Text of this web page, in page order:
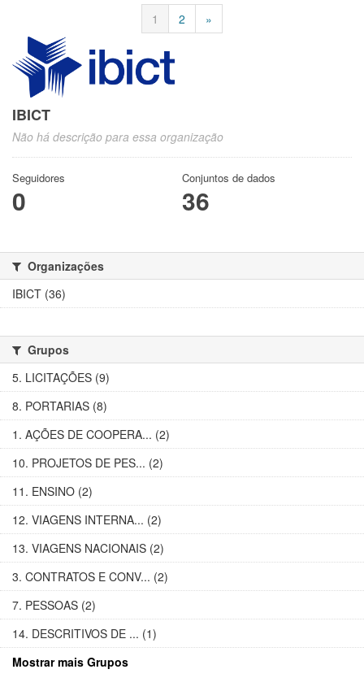
1 2 »
IBICT
Não há descrição para essa organização
Seguidores
0
Conjuntos de dados
36
Organizações
IBICT (36)
Grupos
5. LICITAÇÕES (9)
8. PORTARIAS (8)
1. AÇÕES DE COOPERA... (2)
10. PROJETOS DE PES... (2)
11. ENSINO (2)
12. VIAGENS INTERNA... (2)
13. VIAGENS NACIONAIS (2)
3. CONTRATOS E CONV... (2)
7. PESSOAS (2)
14. DESCRITIVOS DE ... (1)
Mostrar mais Grupos